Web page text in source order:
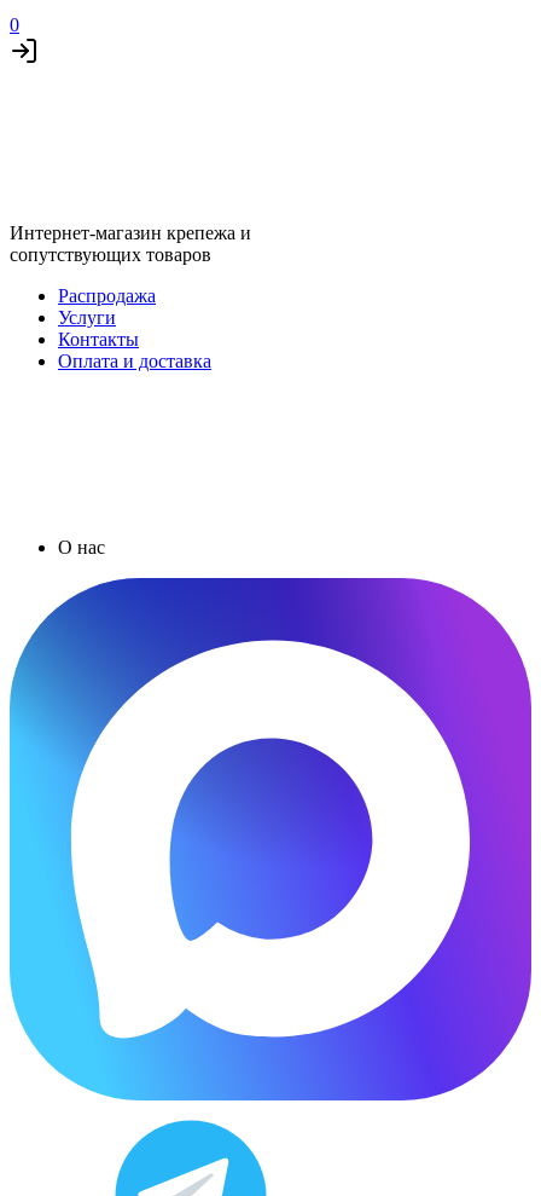
0
Интернет-магазин крепежа и
сопутствующих товаров
Распродажа
Услуги
Контакты
Оплата и доставка
О нас